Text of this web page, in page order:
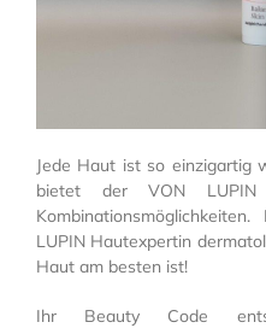
Jede Haut ist so einzigartig
bietet der VON LUPIN
LUPIN Hautexpertin
Haut am besten ist!
Ihr Beauty Code